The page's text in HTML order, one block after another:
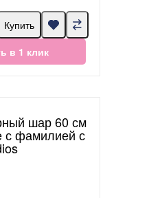
Купить
в 1 клик
шар 60 см
с фамилией с